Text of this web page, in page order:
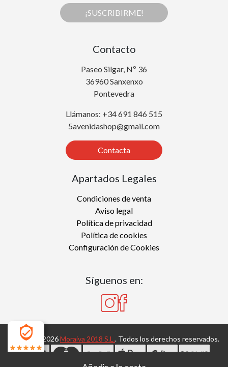
¡SUSCRIBIRME!
Contacto
Paseo Silgar, Nº 36
36960 Sanxenxo
Pontevedra
Llámanos: +34 691 846 515
5avenidashop@gmail.com
Contacta
Apartados Legales
Condiciones de venta
Aviso legal
Política de privacidad
Política de cookies
Configuración de Cookies
Síguenos en:
Copyright 2026Moraiva 2018 S.L.. Todos los derechos reservados.